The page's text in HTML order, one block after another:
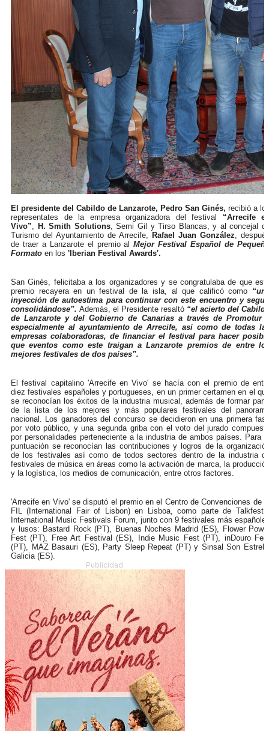
El presidente del Cabildo de Lanzarote, Pedro San Ginés, recibió a
representates de la empresa organizadora del festival “Arrecife
Vivo”, H. Smith Solutions,Semi Gil y Tirso Blancas,y al concejal
Turismo del Ayuntamiento de Arrecife, Rafael Juan González,
de traer a Lanzarote el premio alMejor Festival Español de
Formato en los 'Iberian Festival Awards'.
San Ginés, felicitaba a los organizadores y se congratulaba de que
premio recayera en un festival de la isla, al que calificó como
inyección de autoestima para continuar con este encuentro y
consolidándose”. Además, el Presidente resaltó “el acierto del
de Lanzarote y del Gobierno de Canarias a través de Promotur
especialmente al ayuntamiento de Arrecife, así como de todas
empresas colaboradoras, de financiar el festival para hacer
que eventos como este traigan a Lanzarote premios de entre
mejores festivales de dos países”.
El festival capitalino 'Arrecife en Vivo' se hacía con el premio de
diez festivales españoles y portugueses, en un primer certamen en el
se reconocían los éxitos de la industria musical, además de formar
de la lista de los mejores y más populares festivales del
nacional. Los ganadores del concurso se decidieron en una primera
por voto público, y una segunda griba con el voto del jurado
por personalidades perteneciente a la industria de ambos países. Para
puntuación se reconocían las contribuciones y logros de la
de los festivales así como de todos sectores dentro de la industria
festivales de música en áreas como la activación de marca, la
y la logística, los medios de comunicación, entre otros factores.
'Arrecife en Vivo' se disputó el premio en el Centro de Convenciones de
FIL (International Fair of Lisbon) en Lisboa, como parte de Talkfest
International Music Festivals Forum, junto con 9 festivales más
y lusos: Bastard Rock (PT), Buenas Noches Madrid (ES), Flower
Fest (PT), Free Art Festival (ES), Indie Music Fest (PT), inDouro
(PT), MAZ Basauri (ES), Party Sleep Repeat (PT) y Sinsal Son
Galicia (ES).
Publicidad